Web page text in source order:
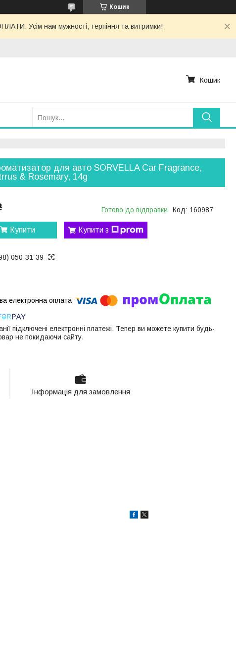
Кошик
Усім нам мужності, терпіння та витримки!
Кошик
для авто SORVELLA Car Fragrance,
& Rosemary, 14g
Готово до відправки Код: 160987
Купити Купити з
050-31-39
підключені електронні платежі. Тепер ви можете купити будь-
не покидаючи сайту.
Інформація для замовлення